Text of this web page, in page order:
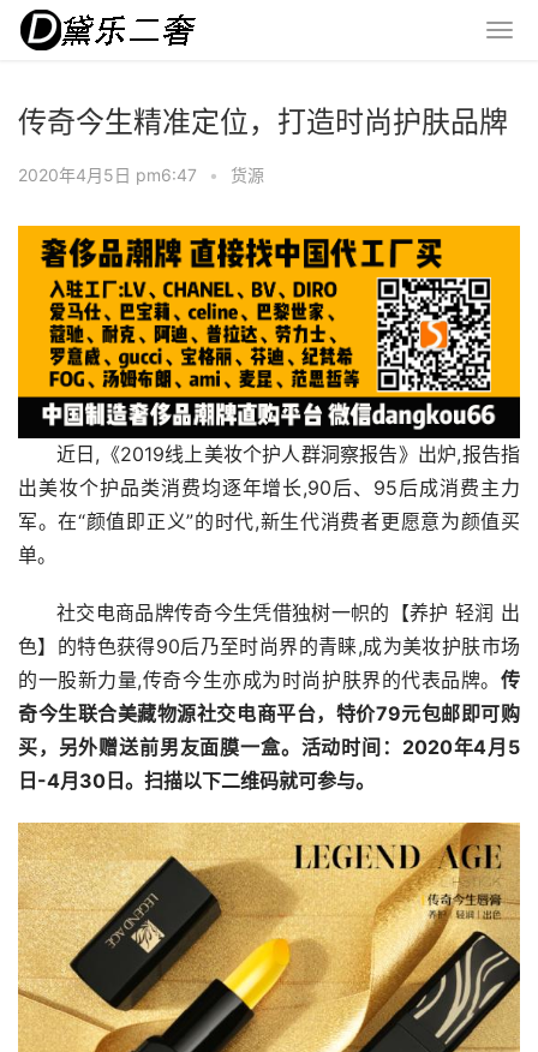
传奇今生精准定位，打造时尚护肤品牌
2020年4月5日 pm6:47 • 货源
近日,《2019线上美妆个护人群洞察报告》出炉,报告指
出美妆个护品类消费均逐年增长,90后、95后成消费主力
军。在“颜值即正义”的时代,新生代消费者更愿意为颜值买
单。
社交电商品牌传奇今生凭借独树一帜的【养护 轻润 出
色】的特色获得90后乃至时尚界的青睐,成为美妆护肤市场
的一股新力量,传奇今生亦成为时尚护肤界的代表品牌。 传
奇今生联合美藏物源社交电商平台，特价79元包邮即可购
买，另外赠送前男友面膜一盒。活动时间：2020年4月5
日-4月30日。扫描以下二维码就可参与。